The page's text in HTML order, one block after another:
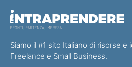
Siamo il #1 sito Italiano di risorse
Freelance e Small Business.